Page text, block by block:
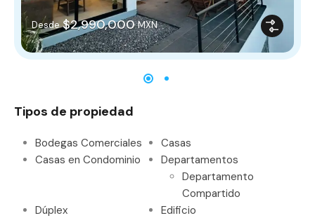
Desde $2,990,000 MXN
Tipos de propiedad
Bodegas Comerciales
Casas
Casas en Condominio
Departamentos
Departamento
Compartido
Dúplex
Edificio